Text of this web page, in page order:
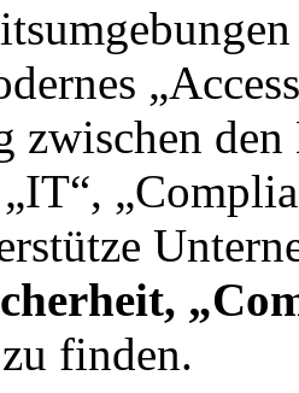
zwischen den
zu finden.